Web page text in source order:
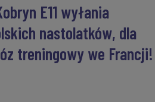
E11 wyłania
nastolatków, dla
treningowy we Francji!